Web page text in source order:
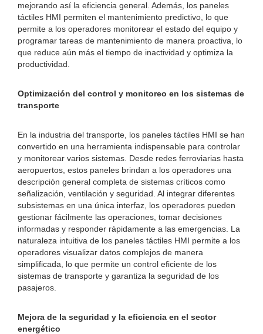
mejorando así la eficiencia general. Además, los paneles
táctiles HMI permiten el mantenimiento predictivo, lo que
permite a los operadores monitorear el estado del equipo y
programar tareas de mantenimiento de manera proactiva, lo
que reduce aún más el tiempo de inactividad y optimiza la
productividad.
Optimización del control y monitoreo en los sistemas de
transporte
En la industria del transporte, los paneles táctiles HMI se han
convertido en una herramienta indispensable para controlar
y monitorear varios sistemas. Desde redes ferroviarias hasta
aeropuertos, estos paneles brindan a los operadores una
descripción general completa de sistemas críticos como
señalización, ventilación y seguridad. Al integrar diferentes
subsistemas en una única interfaz, los operadores pueden
gestionar fácilmente las operaciones, tomar decisiones
informadas y responder rápidamente a las emergencias. La
naturaleza intuitiva de los paneles táctiles HMI permite a los
operadores visualizar datos complejos de manera
simplificada, lo que permite un control eficiente de los
sistemas de transporte y garantiza la seguridad de los
pasajeros.
Mejora de la seguridad y la eficiencia en el sector
energético